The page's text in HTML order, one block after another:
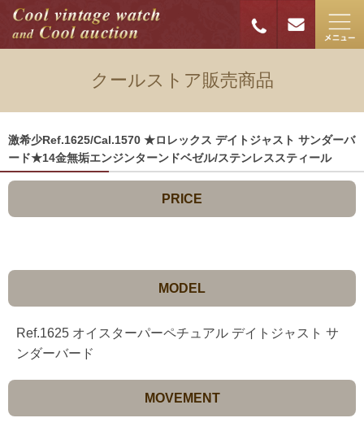
クールストア販売商品
激希少Ref.1625/Cal.1570 ★ロレックス デイトジャスト サンダーバ
ード★14金無垢エンジンターンドベゼル/ステンレススティール
PRICE
MODEL
Ref.1625 オイスターパーペチュアル デイトジャスト サ
ンダーバード
MOVEMENT